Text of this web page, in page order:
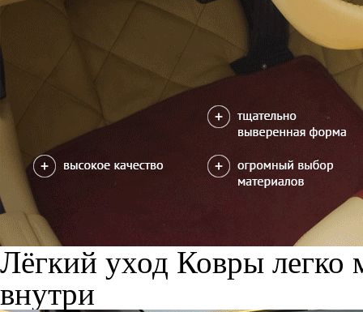
Лёгкий уход Ковры легко
внутри